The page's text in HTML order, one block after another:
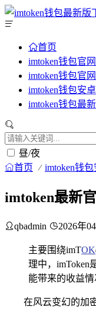
首页
imtoken钱包官
imtoken钱包官网
imtoken钱包安
imtoken钱包最
昼/夜
首页 imtoken钱
imtoken最新
qbadmin 2026年
主要围绕imTOK
理中，imToken
能带来的收益
在风云变幻的加